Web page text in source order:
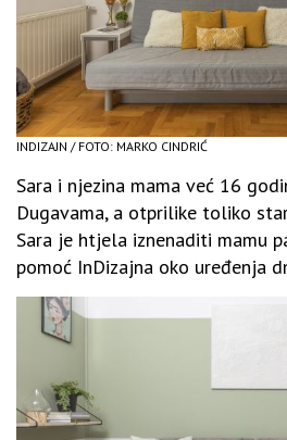
INDIZAJN / FOTO: MARKO CINDRIĆ
Sara i njezina mama već 16
Dugavama, a otprilike toliko
Sara je htjela iznenaditi mamu
pomoć InDizajna oko uređenja